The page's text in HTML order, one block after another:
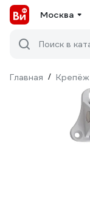
Москва
Поиск в
Главная / Крепёж